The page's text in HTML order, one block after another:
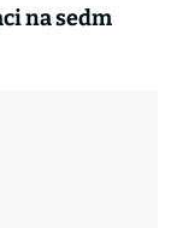
na sedm